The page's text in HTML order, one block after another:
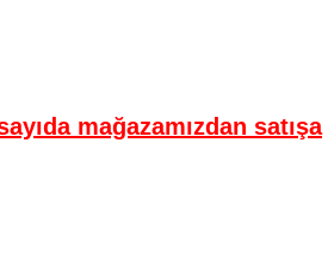
mağazamızdan satışa